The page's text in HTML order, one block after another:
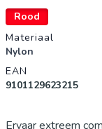
Rood
Materiaal
Nylon
EAN
9101129623215
Ervaar extreem